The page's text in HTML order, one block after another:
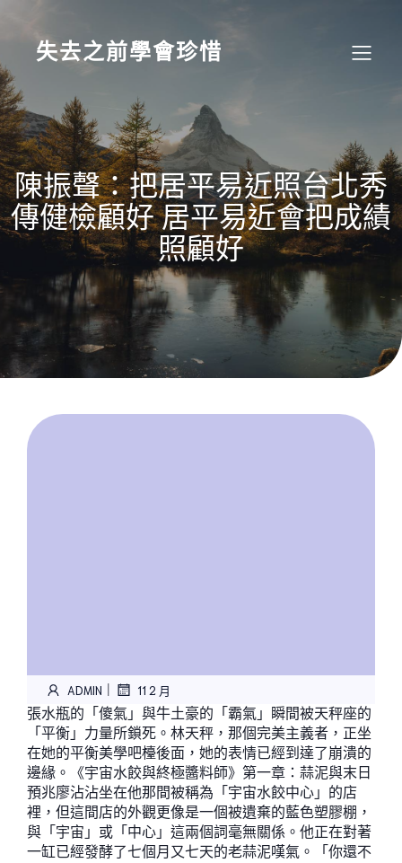
content
失去之前學會珍惜
陳振聲：把居平易近照台北秀
傳健檢顧好 居平易近會把成績
照顧好
ADMIN | 11 2 月
張水瓶的「傻氣」與牛土豪的「霸氣」瞬間被天秤座的
「平衡」力量所鎖死。林天秤，那個完美主義者，正坐
在她的平衡美學吧檯後面，她的表情已經到達了崩潰的
邊緣。《宇宙水餃與終極醬料師》第一章：蒜泥與末日
預兆廖沾沾坐在他那間被稱為「宇宙水餃中心」的店
裡，但這間店的外觀更像是一個被遺棄的藍色塑膠棚，
與「宇宙」或「中心」這兩個詞毫無關係。他正在對著
一缸已經發酵了七個月又七天的老蒜泥嘆氣。「你還不